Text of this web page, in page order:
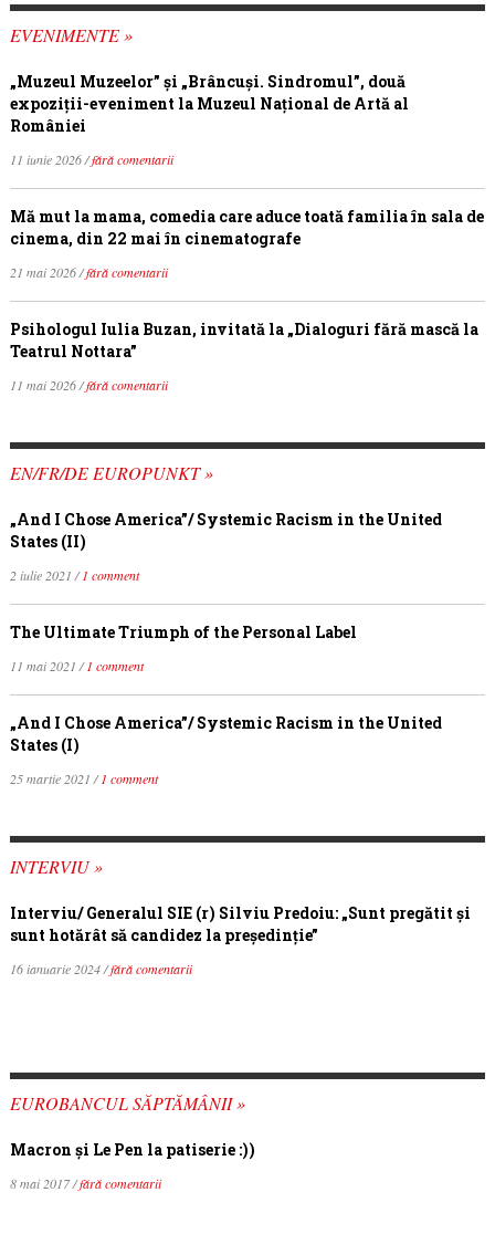
EVENIMENTE »
„Muzeul Muzeelor” și „Brâncuși. Sindromul”, două
expoziții-eveniment la Muzeul Național de Artă al
României
11 iunie 2026 /fără comentarii
Mă mut la mama, comedia care aduce toată familia în sala de
cinema, din 22 mai în cinematografe
21 mai 2026 /fără comentarii
Psihologul Iulia Buzan, invitată la „Dialoguri fără mască la
Teatrul Nottara”
11 mai 2026 /fără comentarii
EN/FR/DE EUROPUNKT »
„And I Chose America”/ Systemic Racism in the United
States (II)
2 iulie 2021 /1 comment
The Ultimate Triumph of the Personal Label
11 mai 2021 /1 comment
„And I Chose America”/ Systemic Racism in the United
States (I)
25 martie 2021 /1 comment
INTERVIU »
Interviu/ Generalul SIE (r) Silviu Predoiu: „Sunt pregătit și
sunt hotărât să candidez la președinție”
16 ianuarie 2024 /fără comentarii
EUROBANCUL SĂPTĂMÂNII »
Macron şi Le Pen la patiserie :))
8 mai 2017 /fără comentarii